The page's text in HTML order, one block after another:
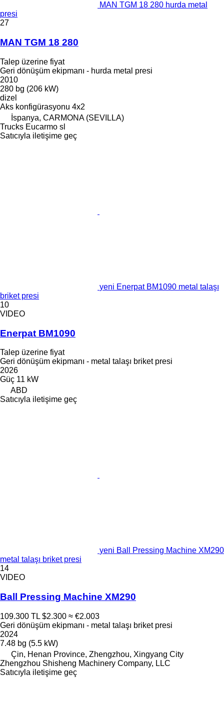
MAN TGM 18 280 hurda metal
presi
27
MAN TGM 18 280
Talep üzerine fiyat
Geri dönüşüm ekipmanı - hurda metal presi
2010
280 bg (206 kW)
dizel
Aks konfigürasyonu 4x2
İspanya, CARMONA (SEVILLA)
Trucks Eucarmo sl
Satıcıyla iletişime geç
yeni Enerpat BM1090 metal talaşı
briket presi
10
VIDEO
Enerpat BM1090
Talep üzerine fiyat
Geri dönüşüm ekipmanı - metal talaşı briket presi
2026
Güç 11 kW
ABD
Satıcıyla iletişime geç
yeni Ball Pressing Machine XM290
metal talaşı briket presi
14
VIDEO
Ball Pressing Machine XM290
109.300 TL $2.300 ≈ €2.003
Geri dönüşüm ekipmanı - metal talaşı briket presi
2024
7.48 bg (5.5 kW)
Çin, Henan Province, Zhengzhou, Xingyang City
Zhengzhou Shisheng Machinery Company, LLC
Satıcıyla iletişime geç